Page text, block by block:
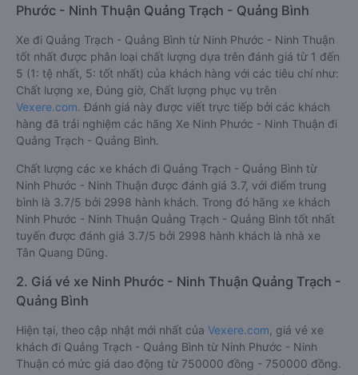
Phước - Ninh Thuận Quảng Trạch - Quảng Bình
Xe đi Quảng Trạch - Quảng Bình từ Ninh Phước - Ninh Thuận
tốt nhất được phân loại chất lượng dựa trên đánh giá từ 1 đến
5 (1: tệ nhất, 5: tốt nhất) của khách hàng với các tiêu chí như:
Chất lượng xe, Đúng giờ, Chất lượng phục vụ trên
Vexere.com. Đánh giá này được viết trực tiếp bởi các khách
hàng đã trải nghiệm các hãng Xe Ninh Phước - Ninh Thuận đi
Quảng Trạch - Quảng Bình.
Chất lượng các xe khách đi Quảng Trạch - Quảng Bình từ
Ninh Phước - Ninh Thuận được đánh giá 3.7, với điểm trung
bình là 3.7/5 bởi 2998 hành khách. Trong đó hãng xe khách
Ninh Phước - Ninh Thuận Quảng Trạch - Quảng Bình tốt nhất
tuyến được đánh giá 3.7/5 bởi 2998 hành khách là nhà xe
Tân Quang Dũng.
2. Giá vé xe Ninh Phước - Ninh Thuận Quảng Trạch -
Quảng Bình
Hiện tại, theo cập nhật mới nhất của Vexere.com , giá vé xe
khách đi Quảng Trạch - Quảng Bình từ Ninh Phước - Ninh
Thuận có mức giá dao động từ 750000 đồng - 750000 đồng.